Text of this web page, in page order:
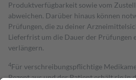
Produktverfügbarkeit sowie vom
abweichen. Darüber hinaus können
Prüfungen, die zu deiner
Lieferfrist um die Dauer der Prüfungen
verlängern.
4Für verschreibungspflichtige
Rezept aus und der Patient erhält sie in